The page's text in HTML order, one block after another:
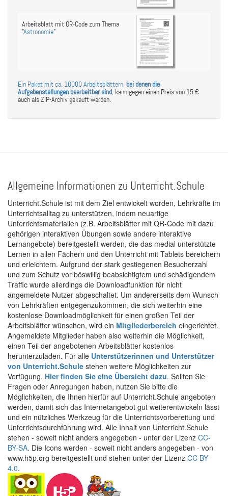
Arbeitsblatt mit QR-Code zum Thema
"Astronomie"
Ein Paket mit ca. 10000 Arbeitsblättern, bei denen die
Aufgabenstellungen bearbeitbar sind, kann gegen einen Preis von 15 €
auch als ZIP-Archiv gekauft werden.
Allgemeine Informationen zu Unterricht.Schule
Unterricht.Schule ist mit dem Ziel entwickelt worden, Lehrkräfte im
Unterrichtsalltag zu unterstützen, indem neuartige
Unterrichtsmaterialien (z.B. Arbeitsblätter mit QR-Code mit dazu
gehörigen interaktiven Übungen sowie andere interaktive
Lernangebote) bereitgestellt werden, die das medial unterstützte
Lernen in allen Fächern und den Unterricht mit Tablets bereichern
und erleichtern. Aufgrund der stark gestiegenen Besucherzahl
und zum Schutz vor böswillig beabsichtigtem und schädigendem
Traffic wurde allerdings die Downloadfunktion für nicht
angemeldete Nutzer abgeschaltet. Um andererseits dem Wunsch
von Lehrkräften entgegenzukommen, die sich weiterhin eine
kostenlose Downloadmöglichkeit für einen großen Teil der
Arbeitsblätter wünschen, wird ein Mitgliederbereich eingerichtet.
Angemeldete Mitglieder haben also weiterhin die Möglichkeit,
einen Teil der angebotenen Arbeitsblätter kostenlos
herunterzuladen. Für alle Unterstützerinnen und Unterstützer
von Unterricht.Schule stehen weitere Möglichkeiten zur
Verfügung. Hier finden Sie eine Übersicht dazu. Sollten Sie
Fragen oder Anregungen haben, nutzen Sie bitte die
Möglichkeiten, die Ihnen hierfür auf Unterricht.Schule angeboten
werden, damit sich das Internetangebot gut weiterentwickeln lässt
und ein nützliches Werkzeug für die Unterrichtsvorbereitung und
Unterrichtsdurchführung wird. Alle Inhalt von Unterricht.Schule
stehen - soweit nicht anders angegeben - unter der Lizenz CC-
BY-SA. Die Icons werden - soweit nicht anders angegeben - von
www.h5p.org bereitgestellt und stehen unter der Lizenz CC BY
4.0.